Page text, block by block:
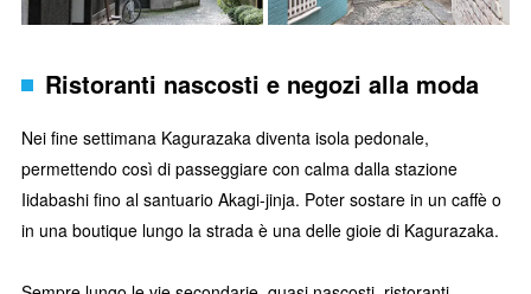
Ristoranti nascosti e negozi alla moda
Nei fine settimana Kagurazaka diventa isola pedonale,
permettendo così di passeggiare con calma dalla stazione
Iidabashi fino al santuario Akagi-jinja. Poter sostare in un caffè o
in una boutique lungo la strada è una delle gioie di Kagurazaka.